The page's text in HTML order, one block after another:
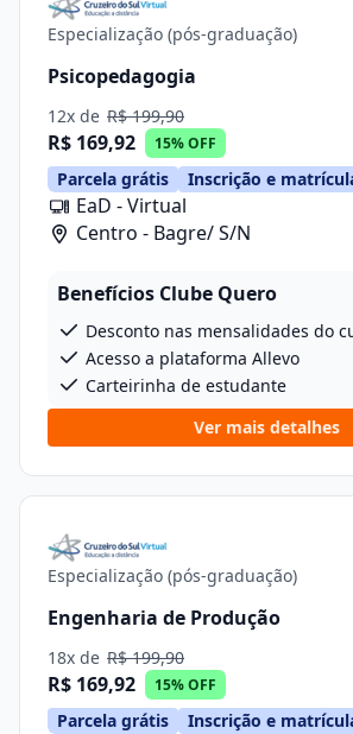
Especialização (pós-graduação)
Psicopedagogia
12x de R$ 199,90
R$ 169,92 15% OFF
Parcela grátis Inscrição e
EaD - Virtual
Centro - Bagre/ S/N
Benefícios Clube Quero
Desconto nas mensalidades do
Acesso a plataforma Allevo
Carteirinha de estudante
Ver mais detalhes
Especialização (pós-graduação)
Engenharia de Produção
18x de R$ 199,90
R$ 169,92 15% OFF
Parcela grátis Inscrição e